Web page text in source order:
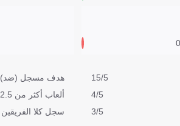
15/5
4/5
3/5
هدف مسجل (ضد)
ألعاب أكثر من 2.5 هدف
سجل كلا الفريقين